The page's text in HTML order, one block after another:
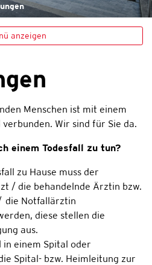
(ausgewählt)
anzeigen
Menschen ist mit einem
Wir sind für Sie da.
einem Todesfall zu tun?
zu Hause muss der
/ die behandelnde Ärztin bzw.
die Notfallärztin
diese stellen die
aus.
in einem Spital oder
Spital- bzw. Heimleitung zur